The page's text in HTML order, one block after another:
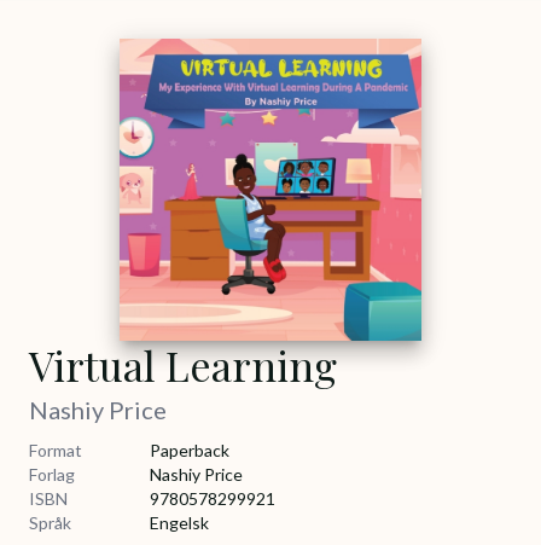
Virtual Learning
Nashiy Price
Format
Paperback
Forlag
Nashiy Price
ISBN
9780578299921
Språk
Engelsk